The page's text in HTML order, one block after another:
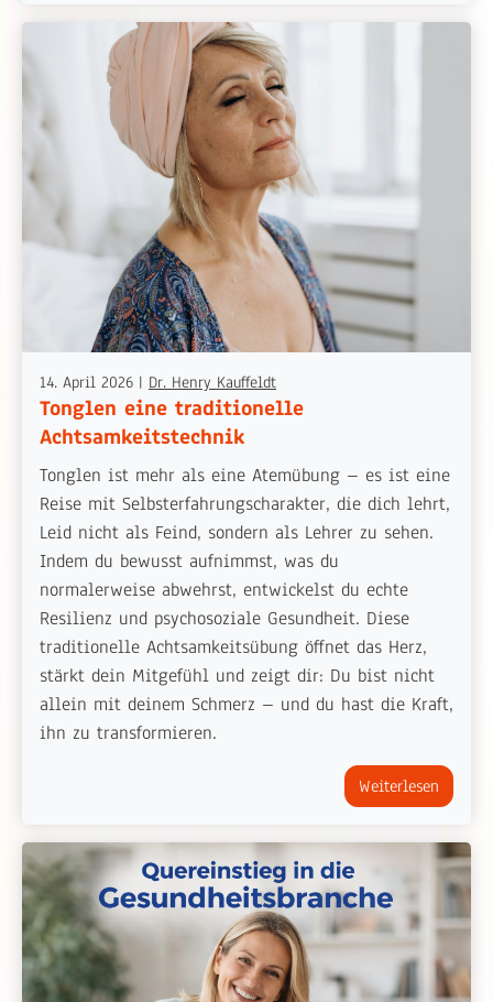
14. April 2026 | Dr. Henry Kauffeldt
Tonglen eine traditionelle
Achtsamkeitstechnik
Tonglen ist mehr als eine Atemübung – es ist eine
Reise mit Selbsterfahrungscharakter, die dich lehrt,
Leid nicht als Feind, sondern als Lehrer zu sehen.
Indem du bewusst aufnimmst, was du
normalerweise abwehrst, entwickelst du echte
Resilienz und psychosoziale Gesundheit. Diese
traditionelle Achtsamkeitsübung öffnet das Herz,
stärkt dein Mitgefühl und zeigt dir: Du bist nicht
allein mit deinem Schmerz – und du hast die Kraft,
ihn zu transformieren.
Weiterlesen